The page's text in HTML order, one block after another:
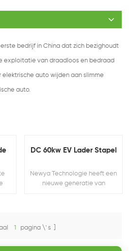
bedrijf in China dat zich bezighoudt
exploitatie van draadloos en bedraad
auto wijden aan slimme
auto.
DC 60kw EV Lader Stapel
Newya Technologie heeft een
nieuwe generatie van
1 pagina \' s ]